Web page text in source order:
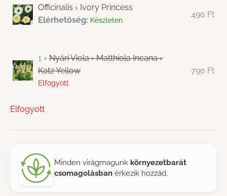
Officinalis › Ivory Princess
Elérhetőség: Készleten
490 Ft
1 × Nyári Viola › Matthiola Incana ›
Katz Yellow
Elfogyott
790 Ft
Elfogyott
Minden virágmagunk környezetbarát
csomagolásban érkezik hozzád.